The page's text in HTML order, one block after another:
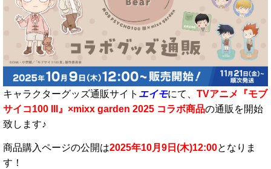
キャラクターグッズ通販サイト エイモにて、 TVアニメ『モブ
サイコ100 III』×mixx garden 2025 コラボ商品の通販を開始
致します♪
商品購入ページの公開は2025年10月9日(木)12:00となりま
す！